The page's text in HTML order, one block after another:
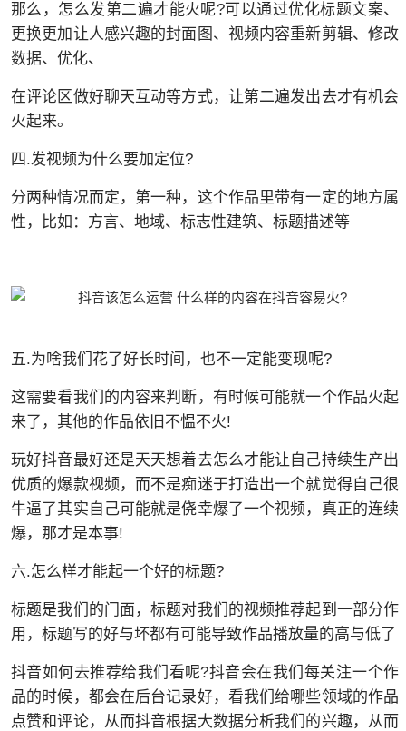
那么，怎么发第二遍才能火呢?可以通过优化标题文案、
更换更加让人感兴趣的封面图、视频内容重新剪辑、修改
数据、优化、
在评论区做好聊天互动等方式，让第二遍发出去才有机会
火起来。
四.发视频为什么要加定位?
分两种情况而定，第一种，这个作品里带有一定的地方属
性，比如：方言、地域、标志性建筑、标题描述等
五.为啥我们花了好长时间，也不一定能变现呢?
这需要看我们的内容来判断，有时候可能就一个作品火起
来了，其他的作品依旧不愠不火!
玩好抖音最好还是天天想着去怎么才能让自己持续生产出
优质的爆款视频，而不是痴迷于打造出一个就觉得自己很
牛逼了其实自己可能就是侥幸爆了一个视频，真正的连续
爆，那才是本事!
六.怎么样才能起一个好的标题?
标题是我们的门面，标题对我们的视频推荐起到一部分作
用，标题写的好与坏都有可能导致作品播放量的高与低了
抖音如何去推荐给我们看呢?抖音会在我们每关注一个作
品的时候，都会在后台记录好，看我们给哪些领域的作品
点赞和评论，从而抖音根据大数据分析我们的兴趣，从而